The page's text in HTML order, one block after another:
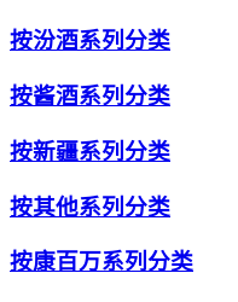
按汾酒系列分类
按酱酒系列分类
按新疆系列分类
按其他系列分类
按康百万系列分类